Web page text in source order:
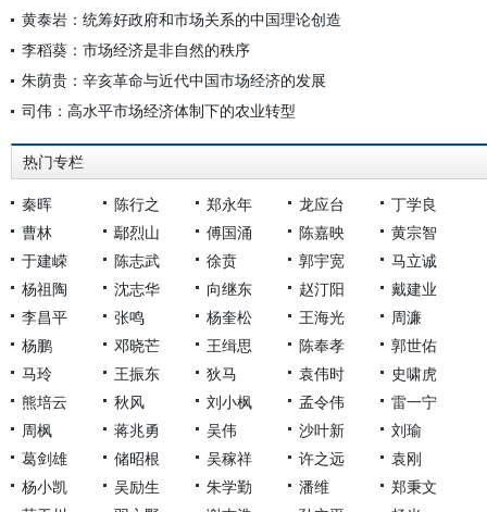
黄泰岩：统筹好政府和市场关系的中国理论创造
李稻葵：市场经济是非自然的秩序
朱荫贵：辛亥革命与近代中国市场经济的发展
司伟：高水平市场经济体制下的农业转型
热门专栏
秦晖 陈行之 郑永年 龙应台
丁学良
曹林
鄢烈山 傅国涌 陈嘉映
黄宗智
于建嵘
陈志武 徐贲 郭宇宽
马立诚
杨祖陶
沈志华 向继东 赵汀阳
戴建业
李昌平
张鸣 杨奎松 王海光
周濂
杨鹏
邓晓芒 王缉思 陈奉孝
郭世佑
马玲
王振东 狄马 袁伟时
史啸虎
熊培云
秋风 刘小枫 孟令伟
雷一宁
周枫
蒋兆勇 吴伟 沙叶新
刘瑜
葛剑雄
储昭根 吴稼祥 许之远
袁刚
杨小凯
吴励生 朱学勤 潘维
郑秉文